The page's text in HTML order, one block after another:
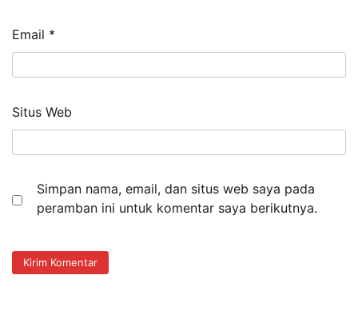
Email *
Situs Web
Simpan nama, email, dan situs web saya pada
peramban ini untuk komentar saya berikutnya.